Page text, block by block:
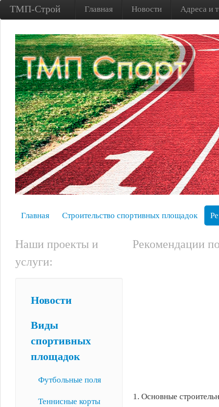
ТМП-Строй Главная Новости Адреса и
Главная Строительство спортивных площадок
Наши проекты и
услуги:
Новости
Виды
спортивных
площадок
Футбольные поля
Теннисные корты
Рекомендации
1. Основные